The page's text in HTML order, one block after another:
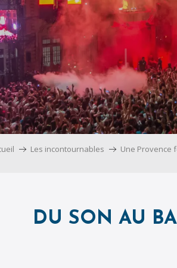
Les incontournables Une Provence
DU SON AU